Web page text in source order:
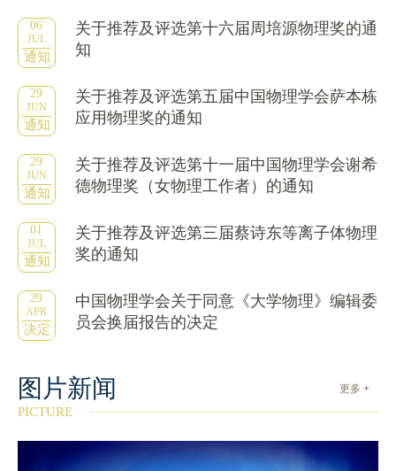
06
JUL
通知
关于推荐及评选第十六届周培源物理奖的通
知
29
JUN
通知
关于推荐及评选第五届中国物理学会萨本栋
应用物理奖的通知
29
JUN
通知
关于推荐及评选第十一届中国物理学会谢希
德物理奖（女物理工作者）的通知
01
JUL
通知
关于推荐及评选第三届蔡诗东等离子体物理
奖的通知
29
APR
决定
中国物理学会关于同意《大学物理》编辑委
员会换届报告的决定
更多 +
图片新闻
PICTURE